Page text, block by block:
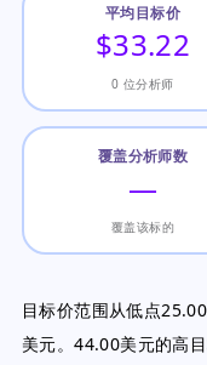
平均目标价
$33.22
0 位分析师
覆盖分析师数
—
覆盖该标的
目标价范围从低点
美元。44.00美元的高